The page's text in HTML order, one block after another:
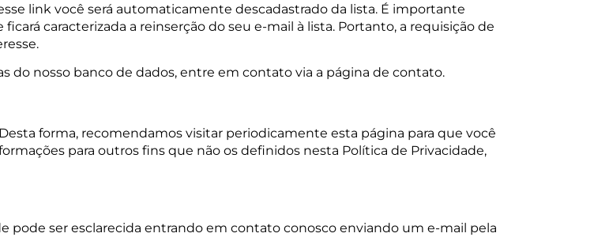
link você será automaticamente descadastrado da lista. É importante
caracterizada a reinserção do seu e-mail à lista. Portanto, a requisição de
do nosso banco de dados, entre em contato via a página de contato.
forma, recomendamos visitar periodicamente esta página para que você
para outros fins que não os definidos nesta Política de Privacidade,
pode ser esclarecida entrando em contato conosco enviando um e-mail pela